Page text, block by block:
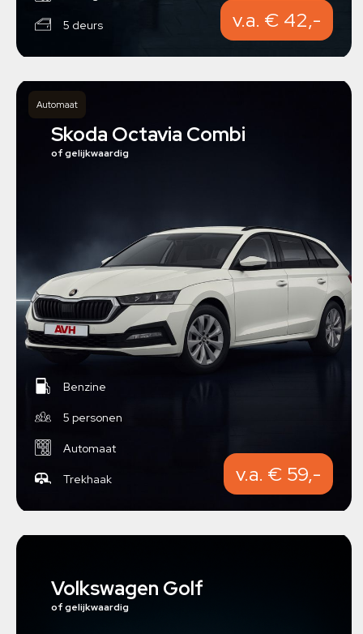
5 deurs v.a. € 42,-
Automaat
Skoda Octavia Combi
of gelijkwaardig
Benzine
5 personen
Automaat
Trekhaak v.a. € 59,-
Volkswagen Golf
of gelijkwaardig